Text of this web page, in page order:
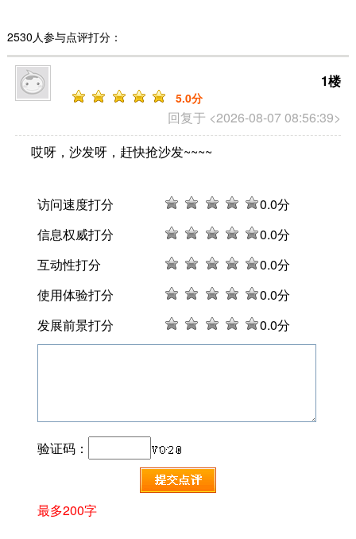
2530人参与点评打分：
回复于 <2026-08-07 08:56:39>
1楼
5.0分
哎呀，沙发呀，赶快抢沙发~~~~
访问速度打分 0.0分
信息权威打分
0.0分
互动性打分
0.0分
使用体验打分
0.0分
发展前景打分
0.0分
验证码：
最多200字